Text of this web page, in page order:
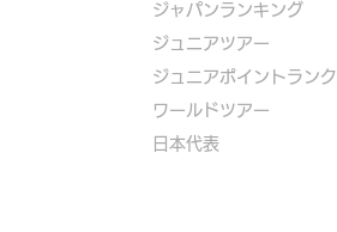
ジャパンランキング
ジュニアツアー
ジュニアポイントランク
​ワールドツアー
​​日本代表